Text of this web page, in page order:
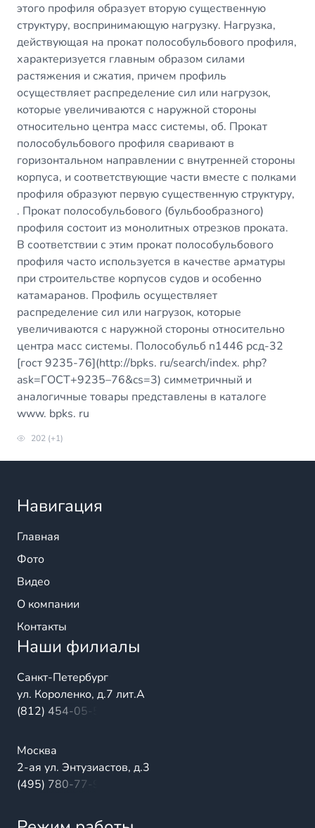
этого профиля образует вторую существенную
структуру, воспринимающую нагрузку. Нагрузка,
действующая на прокат полособульбового профиля,
характеризуется главным образом силами
растяжения и сжатия, причем профиль
осуществляет распределение сил или нагрузок,
которые увеличиваются с наружной стороны
относительно центра масс системы, об. Прокат
полособульбового профиля сваривают в
горизонтальном направлении с внутренней стороны
корпуса, и соответствующие части вместе с полками
профиля образуют первую существенную структуру,
. Прокат полособульбового (бульбообразного)
профиля состоит из монолитных отрезков проката.
В соответствии с этим прокат полособульбового
профиля часто используется в качестве арматуры
при строительстве корпусов судов и особенно
катамаранов. Профиль осуществляет
распределение сил или нагрузок, которые
увеличиваются с наружной стороны относительно
центра масс системы. Полособульб n1446 рсд-32
[гост 9235-76](http://bpks. ru/search/index. php?
ask=ГОСТ+9235–76&cs=3) симметричный и
аналогичные товары представлены в каталоге
www. bpks. ru
202 (+1)
Навигация
Главная
Фото
Видео
О компании
Контакты
Наши филиалы
Санкт-Петербург
ул. Короленко, д.7 лит.А
(812) 454-05-54
Москва
2-ая ул. Энтузиастов, д.3
(495) 780-77-98